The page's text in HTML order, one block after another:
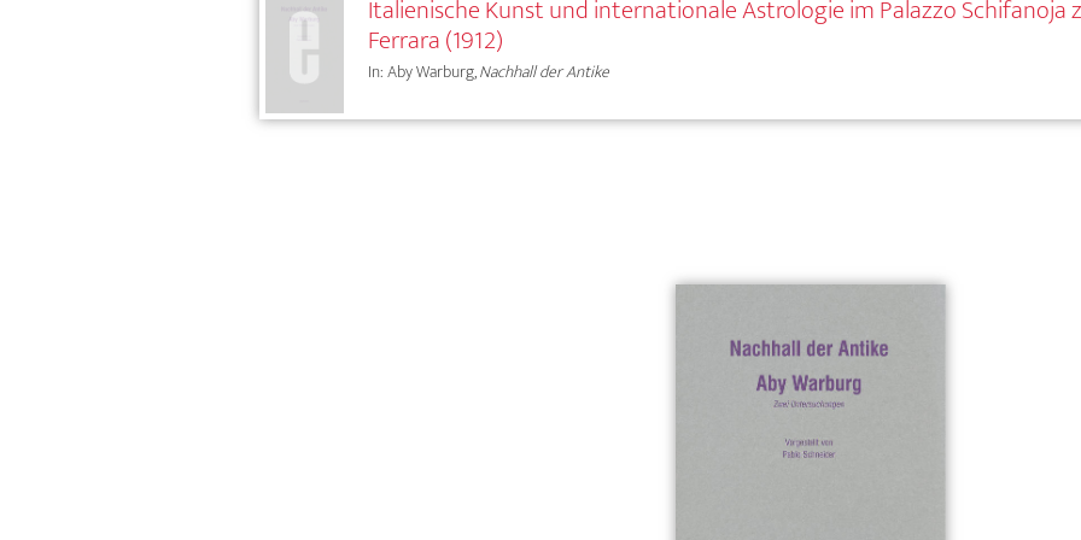
Italienische Kunst und internationale Astrologie im Palazzo Schifanoja
Ferrara (1912)
In: Aby Warburg,Nachhall der Antike